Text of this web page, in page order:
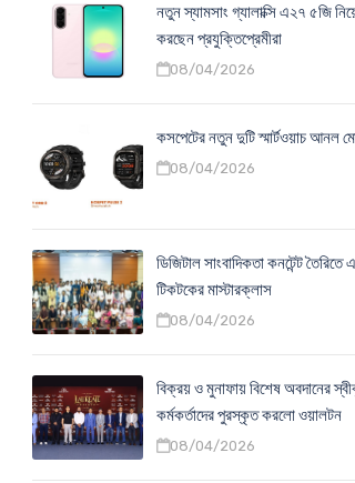
নতুন স্যামসাং গ্যালাক্সি এ২৭ ৫জি
করছেন প্রযুক্তিপ্রেমীরা
08/04/2026
কসপেটের নতুন দুটি স্মার্টওয়াচ আনল
08/04/2026
ডিজিটাল সাংবাদিকতা কনটেন্ট
টিকটকের মাস্টারক্লাস
08/04/2026
বিক্রয় ও মুনাফায় বিশেষ অবদানের
কর্মকর্তাদের পুরস্কৃত করলো ওয়ালটন
08/04/2026